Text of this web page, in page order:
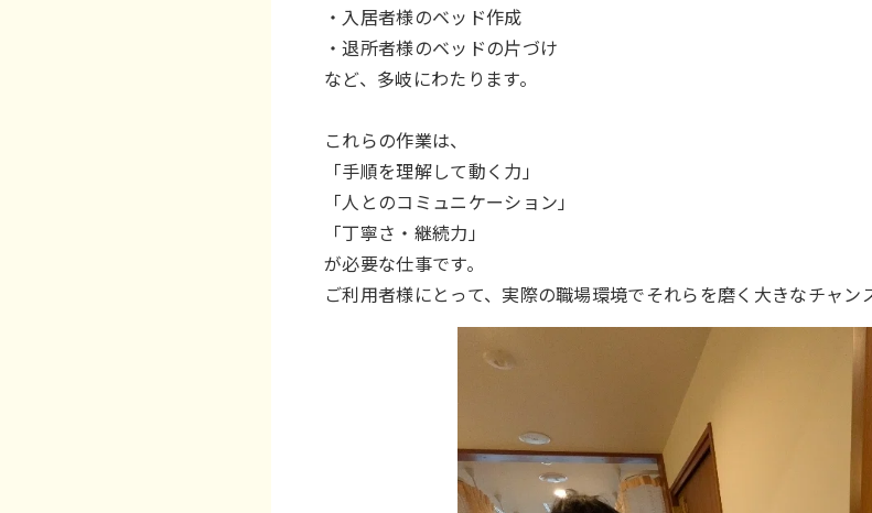
・入居者様のベッド作成
・退所者様のベッドの片づけ
など、多岐にわたります。
これらの作業は、
「手順を理解して動く力」
「人とのコミュニケーション」
「丁寧さ・継続力」
が必要な仕事です。
ご利用者様にとって、実際の職場環境でそれらを磨く大きなチャン